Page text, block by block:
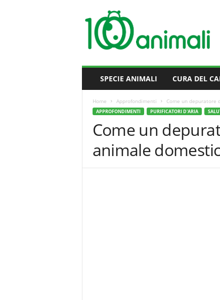
SPECIE ANIMALI CURA DEL
Home Approfondimenti Come un depuratore
APPROFONDIMENTI PURIFICATORI D'ARIA
Come un
animale